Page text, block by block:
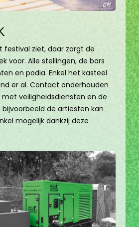
festival ziet, daar zorgt de
voor. Alle stellingen, de bars
en podia. Enkel het kasteel
er al. Contact onderhouden
veiligheidsdiensten en de
de artiesten kan
mogelijk dankzij deze